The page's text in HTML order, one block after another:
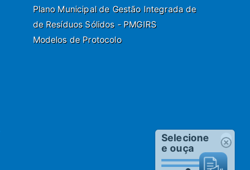
Plano Municipal de Gestão Integrada de
de Resíduos Sólidos - PMGIRS
Modelos de Protocolo
Selecione
e ouça